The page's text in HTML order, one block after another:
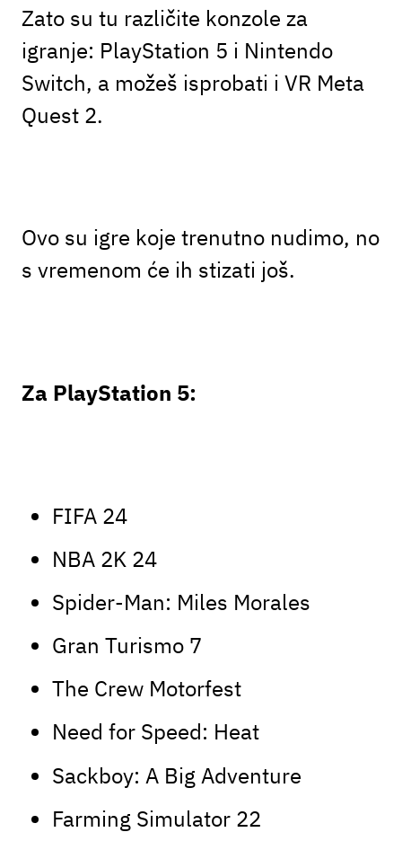
Zato su tu različite konzole za
igranje: PlayStation 5 i Nintendo
Switch, a možeš isprobati i VR Meta
Quest 2.
Ovo su igre koje trenutno nudimo, no
s vremenom će ih stizati još.
Za PlayStation 5:
FIFA 24
NBA 2K 24
Spider-Man: Miles Morales
Gran Turismo 7
The Crew Motorfest
Need for Speed: Heat
Sackboy: A Big Adventure
Farming Simulator 22